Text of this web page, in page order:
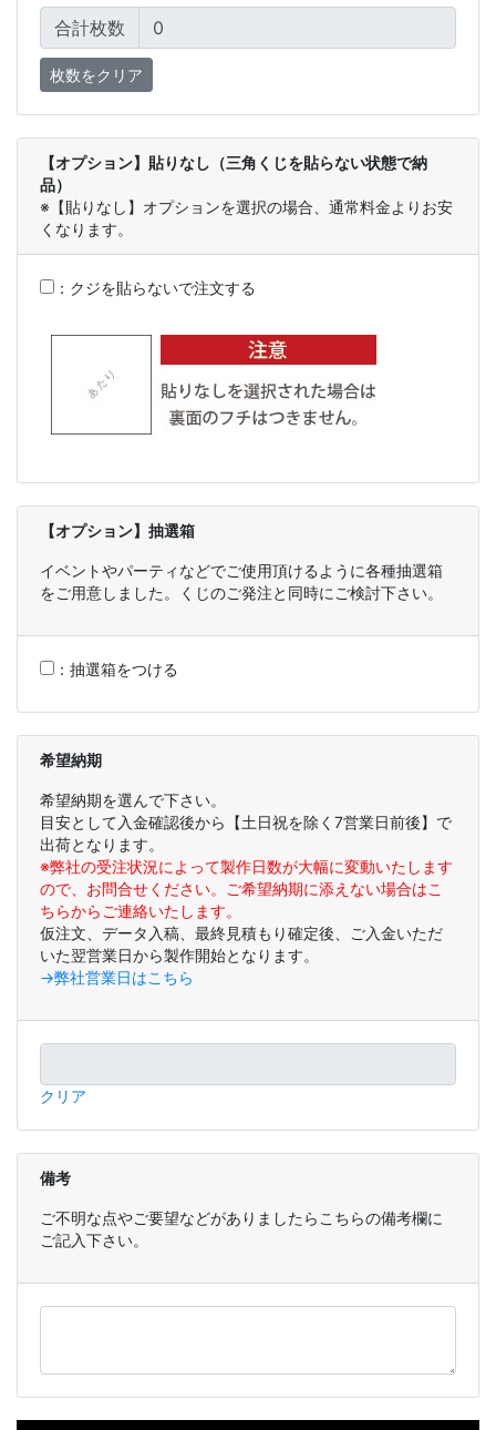
合計枚数
【オプション】貼りなし（三角くじを貼らない状態で納
品）
※【貼りなし】オプションを選択の場合、通常料金よりお安
くなります。
： クジを貼らないで注文する
【オプション】抽選箱
イベントやパーティなどでご使用頂けるように各種抽選箱
をご用意しました。くじのご発注と同時にご検討下さい。
： 抽選箱をつける
希望納期
希望納期を選んで下さい。
目安として入金確認後から【土日祝を除く7営業日前後】で
出荷となります。
※弊社の受注状況によって製作日数が大幅に変動いたします
ので、お問合せください。ご希望納期に添えない場合はこ
ちらからご連絡いたします。
仮注文、データ入稿、最終見積もり確定後、ご入金いただ
いた翌営業日から製作開始となります。
→弊社営業日はこちら
クリア
備考
ご不明な点やご要望などがありましたらこちらの備考欄に
ご記入下さい。